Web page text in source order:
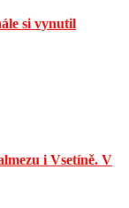
si vynutil
i Vsetíně. V